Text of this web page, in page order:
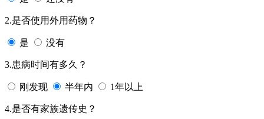
2.是否使用外用药物？
是 没有
3.患病时间有多久？
刚发现 半年内 1年以上
4.是否有家族遗传史？